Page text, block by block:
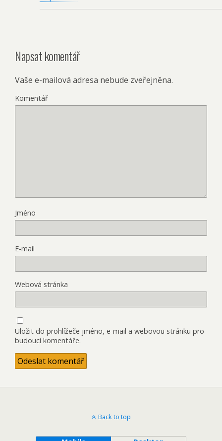
Napsat komentář
Vaše e-mailová adresa nebude zveřejněna.
Komentář
Jméno
E-mail
Webová stránka
Uložit do prohlížeče jméno, e-mail a webovou stránku pro
budoucí komentáře.
Back to top